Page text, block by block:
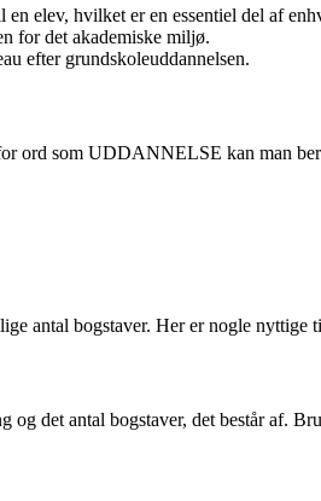
elev, hvilket er en essentiel del af
for det akademiske miljø.
efter grundskoleuddannelsen.
ord som UDDANNELSE kan man
antal bogstaver. Her er nogle nyttige
det antal bogstaver, det består af.